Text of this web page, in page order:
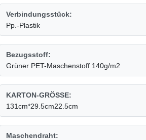
Verbindungsstück:
Pp.-Plastik
Bezugsstoff:
Grüner PET-Maschenstoff 140g/m2
KARTON-GRÖSSE:
131cm*29.5cm22.5cm
Maschendraht: